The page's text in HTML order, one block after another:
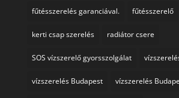
fűtésszerelés garanciával. fűtésszerelő
kerti csap szerelés radiátor csere
SOS vízszerelő gyorsszolgálat
vízszerelés Budapest vízszerelés